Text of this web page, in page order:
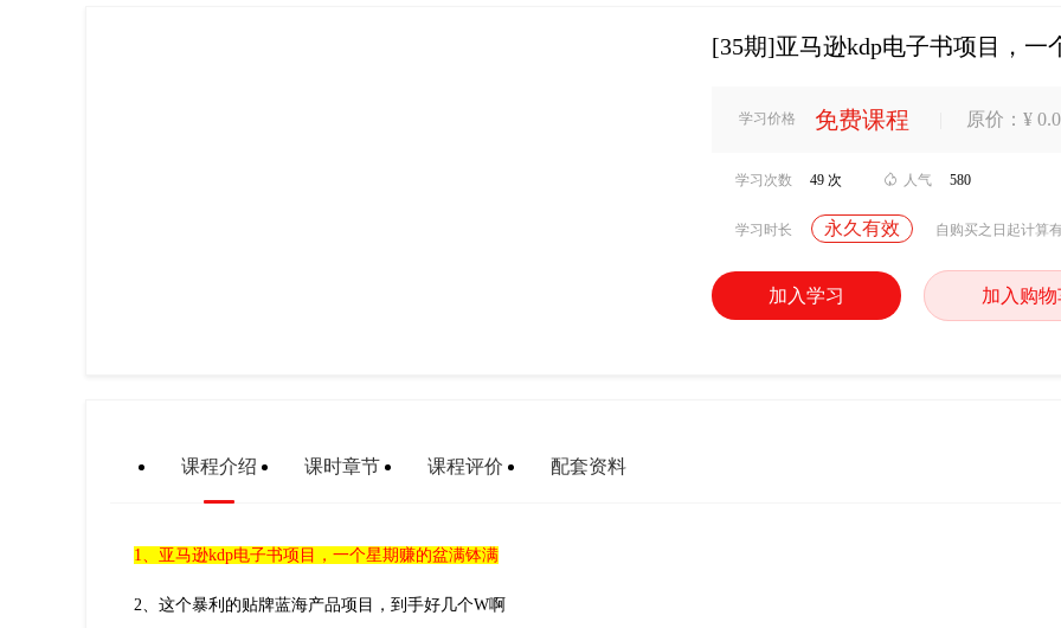
[35期]亚马逊kdp电子书项目，一
学习价格 免费课程 原价：¥
学习次数 49 次  人气 580
学习时长 永久有效 自购买之日起计算
加入学习 加入购物
课程介绍 课时章节 课程评价 配套资料
1、亚马逊kdp电子书项目，一个星期赚的盆满钵满
2、这个暴利的贴牌蓝海产品项目，到手好几个W啊